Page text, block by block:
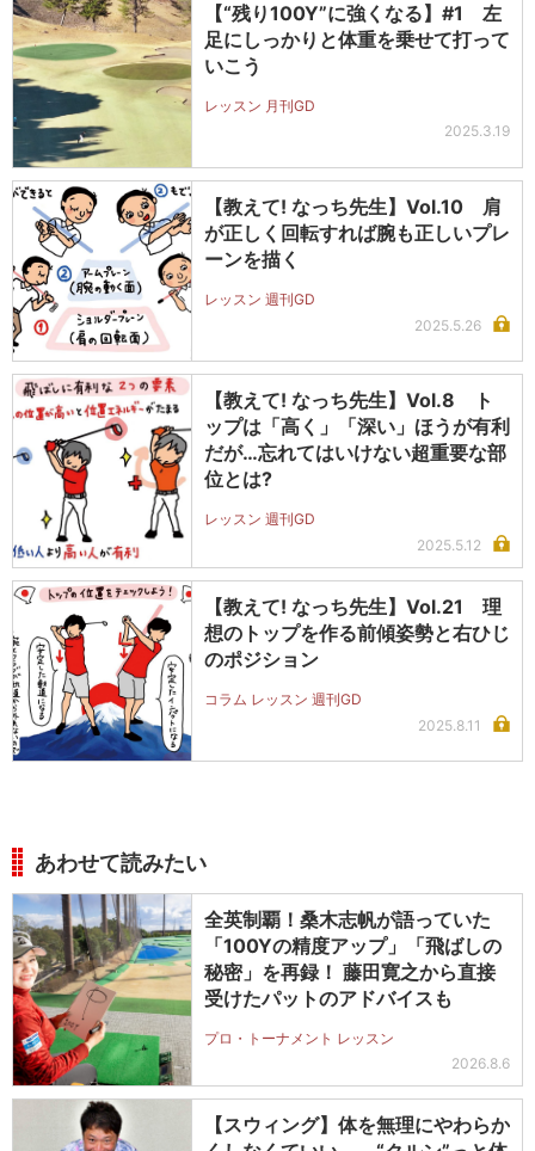
【“残り100Y”に強くなる】#1 左
足にしっかりと体重を乗せて打って
いこう
レッスン 月刊GD
2025.3.19
【教えて! なっち先生】Vol.10 肩
が正しく回転すれば腕も正しいプレ
ーンを描く
レッスン 週刊GD
2025.5.26
【教えて! なっち先生】Vol.8 ト
ップは「高く」「深い」ほうが有利
だが…忘れてはいけない超重要な部
位とは?
レッスン 週刊GD
2025.5.12
【教えて! なっち先生】Vol.21 理
想のトップを作る前傾姿勢と右ひじ
のポジション
コラム レッスン 週刊GD
2025.8.11
あわせて読みたい
全英制覇！桑木志帆が語っていた
「100Yの精度アップ」「飛ばしの
秘密」を再録！ 藤田寛之から直接
受けたパットのアドバイスも
プロ・トーナメント レッスン
2026.8.6
【スウィング】体を無理にやわらか